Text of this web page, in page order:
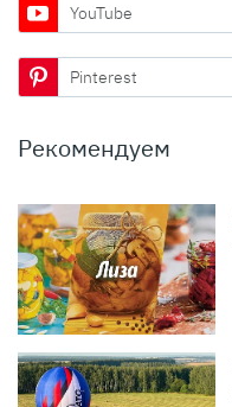
YouTube
Pinterest
Рекомендуем